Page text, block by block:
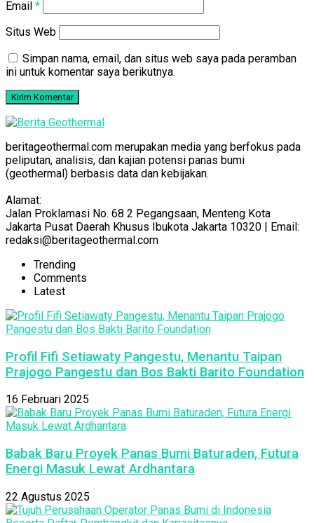
Email *
Situs Web
Simpan nama, email, dan situs web saya pada peramban
ini untuk komentar saya berikutnya.
beritageothermal.com merupakan media yang berfokus pada
peliputan, analisis, dan kajian potensi panas bumi
(geothermal) berbasis data dan kebijakan.
Alamat:
Jalan Proklamasi No. 68 2 Pegangsaan, Menteng Kota
Jakarta Pusat Daerah Khusus Ibukota Jakarta 10320 | Email:
redaksi@beritageothermal.com
Trending
Comments
Latest
Profil Fifi Setiawaty Pangestu, Menantu Taipan
Prajogo Pangestu dan Bos Bakti Barito Foundation
16 Februari 2025
Babak Baru Proyek Panas Bumi Baturaden, Futura
Energi Masuk Lewat Ardhantara
22 Agustus 2025